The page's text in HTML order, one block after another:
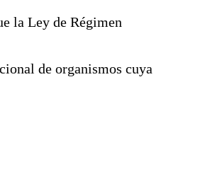
la Ley de Régimen
de organismos cuya